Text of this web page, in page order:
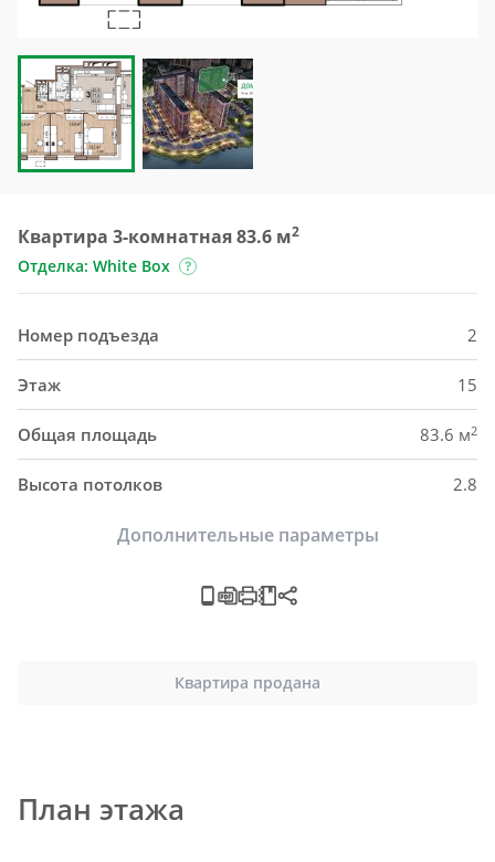
Квартира 3-комнатная 83.6 м2
Отделка: White Box
Номер подъезда 2
Этаж 15
Общая площадь 83.6 м2
Высота потолков 2.8
Дополнительные параметры
Квартира продана
План этажа